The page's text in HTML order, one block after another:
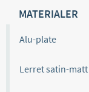
MATERIALER
Alu-plate
Lerret satin-matt